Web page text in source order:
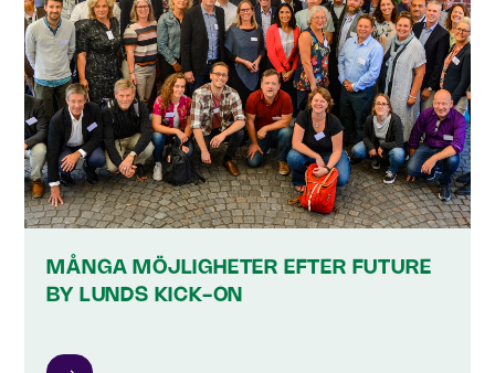
MÅNGA MÖJLIGHETER EFTER FUTURE
BY LUNDS KICK-ON